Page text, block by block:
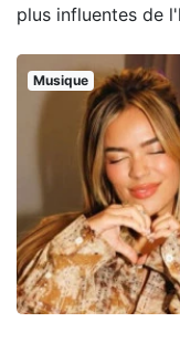
plus influentes de
Musique